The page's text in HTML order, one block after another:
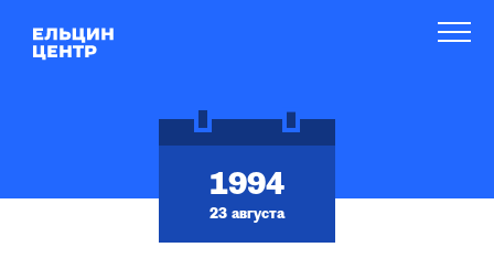
1994
23 августа